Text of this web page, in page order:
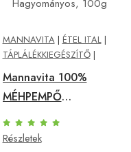
MANNAVITA| ÉTEL ITAL|
TÁPLÁLÉKKIEGÉSZÍTŐ|
Mannavita 100%
MÉHPEMPŐ
Hagyományos, 100g
Részletek